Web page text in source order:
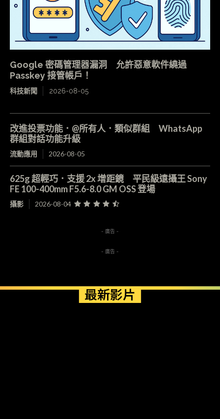
Google 密碼管理器漏洞 允許惡意軟件繞過
Passkey 接管帳戶！
科技新聞 2026-08-05
改進投票功能．@所有人．類似群組 WhatsApp
群組對話功能升級
流動應用 2026-08-05
625g 超輕巧．支援 2x 增距鏡 平民級遠攝王 Sony
FE 100-400mm F5.6-8.0 GM OSS 登場
攝影 2026-08-04
- 廣告 -
- 廣告 -
最新影片